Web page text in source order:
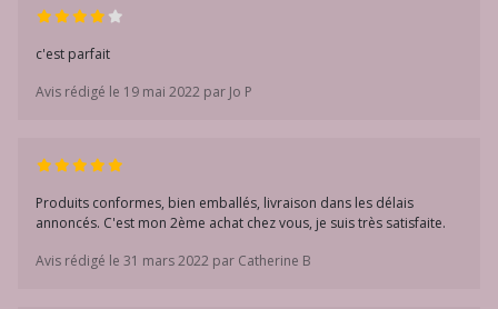
c'est parfait
Avis rédigé le 19 mai 2022 par Jo P
Produits conformes, bien emballés, livraison dans les délais
annoncés. C'est mon 2ème achat chez vous, je suis très satisfaite.
Avis rédigé le 31 mars 2022 par Catherine B